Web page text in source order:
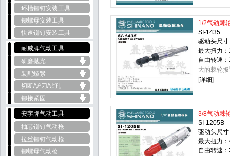
环槽铆钉安装工具
铆螺母安装工具
快速铆钉安装工具
耐威牌气动工具
研磨抛光
装配螺紧
切断/铲刀/钻孔
铆接紧固
安字牌气动工具
抽芯铆钉气动枪
拉丝铆钉气动枪
铆螺母气动枪
1/2气动棘
SI-1435
驱动头尺
最大扭力
自由转速
大的棘轮
[详细]
3/8气动棘
SI-1205B
驱动头尺
最大扭力
自由转速